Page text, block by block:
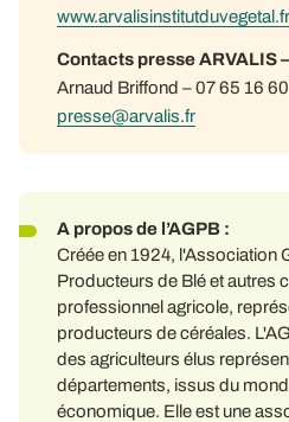
www.arvalisinstitutduvegetal.fr
Contacts presse ARVALIS
Arnaud Briffond – 07 65 16
presse@arvalis.fr
A propos de l’AGPB :
Créée en 1924, l'Association
Producteurs de Blé et autres
professionnel agricole,
producteurs de céréales.
des agriculteurs élus
départements, issus du
économique. Elle est une